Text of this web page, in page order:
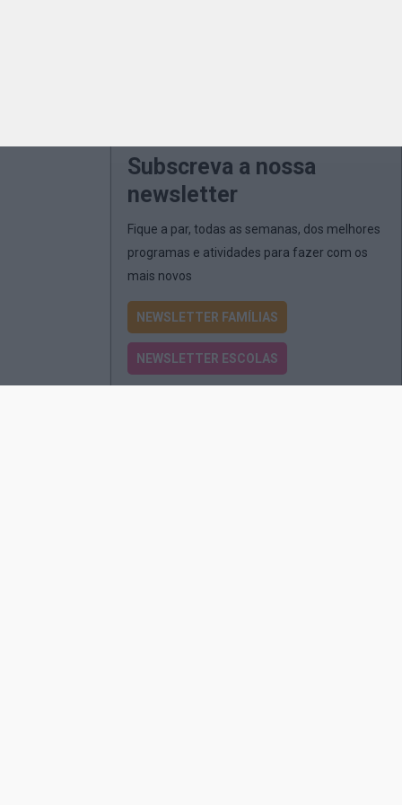
Subscreva a nossa
newsletter
Fique a par, todas as semanas, dos melhores
programas e atividades para fazer com os
mais novos
NEWSLETTER FAMÍLIAS
NEWSLETTER ESCOLAS